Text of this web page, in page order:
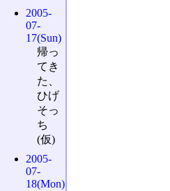
2005-
07-
17(Sun)
帰っ
てき
た、
ひげ
そっ
ち
(仮)
2005-
07-
18(Mon)